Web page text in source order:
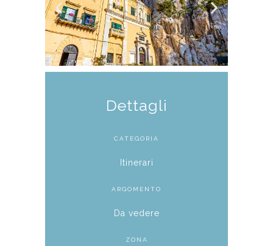
Dettagli
CATEGORIA
Itinerari
ARGOMENTO
Da vedere
ZONA